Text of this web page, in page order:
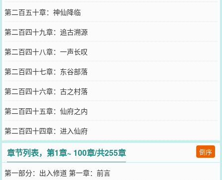
第二百五十章：神仙降临
第二百四十九章：追古溯源
第二百四十八章：一声长叹
第二百四十七章：东谷部落
第二百四十六章：古之村落
第二百四十五章：仙府之内
第二百四十四章：进入仙府
章节列表，第1章~ 100章/共255章 倒序
第一部分：出入修道 第一章：前言